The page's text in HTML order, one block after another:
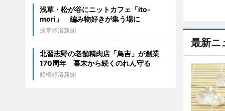
最新ニ
浅草・松が谷にニットカフェ「ito-
mori」 編み物好きが集う場に
浅草経済新聞
北習志野の老舗精肉店「鳥吉」が創業
170周年 幕末から続くのれん守る
船橋経済新聞